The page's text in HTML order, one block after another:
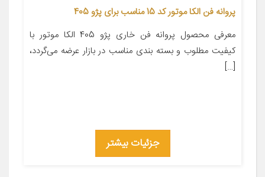
پروانه فن الکا موتور کد 15 مناسب برای پژو 405
معرفی محصول پروانه فن خاری پژو 405 الکا موتور با
کیفیت مطلوب و بسته بندی مناسب در بازار عرضه می‌گردد،
[…]
جزئیات بیشتر